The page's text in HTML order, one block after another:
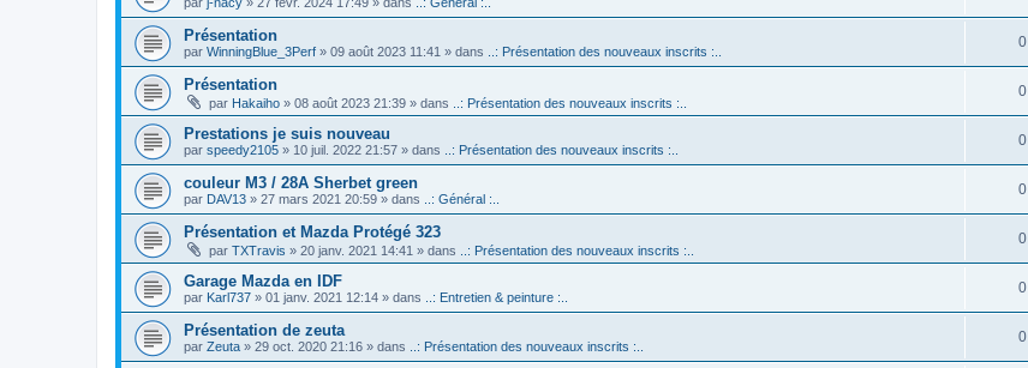
Présentation
par WinningBlue_3Perf » 09 août 2023 11:41 » dans ..: Présentation des nouveaux inscrits :..
0
Présentation
par Hakaiho » 08 août 2023 21:39 » dans ..: Présentation des nouveaux inscrits :..
0
Prestations je suis nouveau
par speedy2105 » 10 juil. 2022 21:57 » dans ..: Présentation des nouveaux inscrits :..
0
couleur M3 / 28A Sherbet green
par DAV13 » 27 mars 2021 20:59 » dans ..: Général :..
0
Présentation et Mazda Protégé 323
par TXTravis » 20 janv. 2021 14:41 » dans ..: Présentation des nouveaux inscrits :..
0
Garage Mazda en IDF
par Karl737 » 01 janv. 2021 12:14 » dans ..: Entretien & peinture :..
0
Présentation de zeuta
par Zeuta » 29 oct. 2020 21:16 » dans ..: Présentation des nouveaux inscrits :..
0